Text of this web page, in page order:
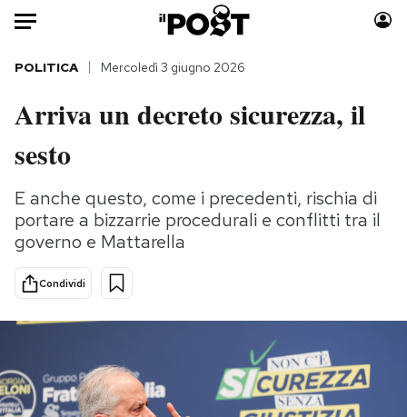
Auto
HOME
Italia
Politica
Tecnologia
Scienza
Consumismi
Storie/Idee
Mondiali calcio 2026
POLITICA Mercoledì 3 giugno 2026
Arriva un decreto sicurezza, il
sesto
E anche questo, come i precedenti, rischia di
portare a bizzarrie procedurali e conflitti tra il
governo e Mattarella
Condividi